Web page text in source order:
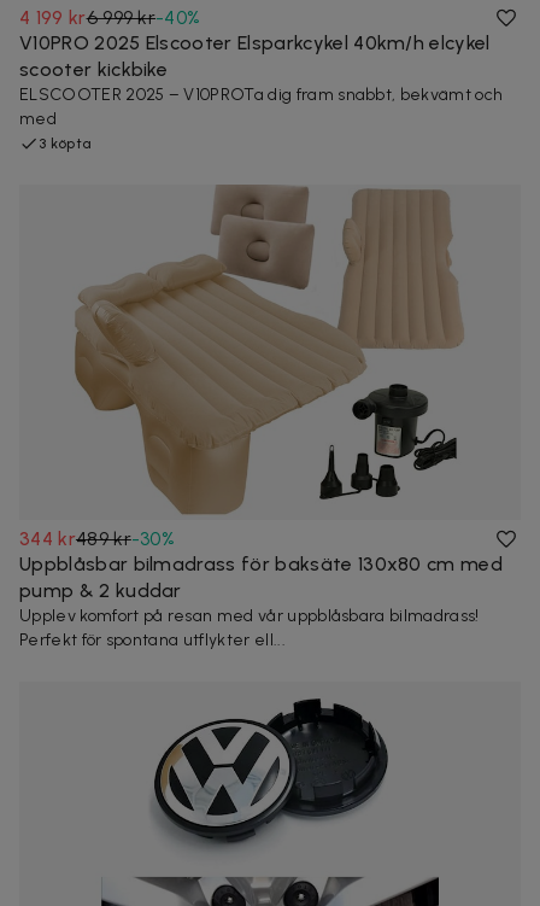
4 199 kr6 999 kr-40%
V10PRO 2025 Elscooter Elsparkcykel 40km/h elcykel
scooter kickbike
ELSCOOTER 2025 – V10PROTa dig fram snabbt, bekvämt och
med
3 köpta
344 kr489 kr-30%
Uppblåsbar bilmadrass för baksäte 130x80 cm med
pump & 2 kuddar
Upplev komfort på resan med vår uppblåsbara bilmadrass!
Perfekt för spontana utflykter ell...